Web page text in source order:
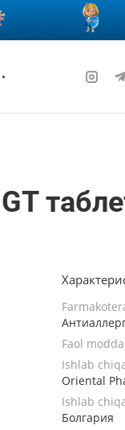
Faol
Ishlab
Oriental
Ishlab
Болгария